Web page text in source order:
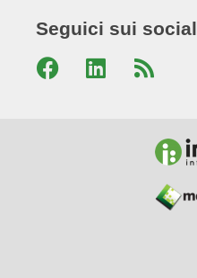
Seguici sui social